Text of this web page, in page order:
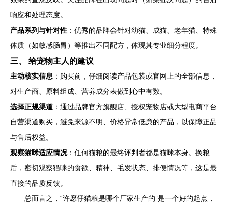
响应和处理态度。
产品系列与针对性 ：优秀的品牌会针对幼猫、成猫、老年猫、特殊
体质（如敏感肠胃）等推出不同配方，体现其专业细分程度。
三、 给宠物主人的建议
主动核实信息 ：购买前，仔细阅读产品包装或官网上的全部信息，
对生产商、原料组成、营养成分表做到心中有数。
选择正规渠道 ：通过品牌官方旗舰店、授权宠物店或大型电商平台
自营渠道购买，避免来源不明、价格异常低廉的产品，以保障正品
与售后权益。
观察猫咪适应情况：任何猫粮的最终评判者都是猫咪本身。换粮
后，密切观察猫咪的食欲、精神、毛发状态、排便情况等，这是最
直接的品质反馈。
总而言之，“许愿仔猫粮是哪个厂家生产的”是一个好的起点，